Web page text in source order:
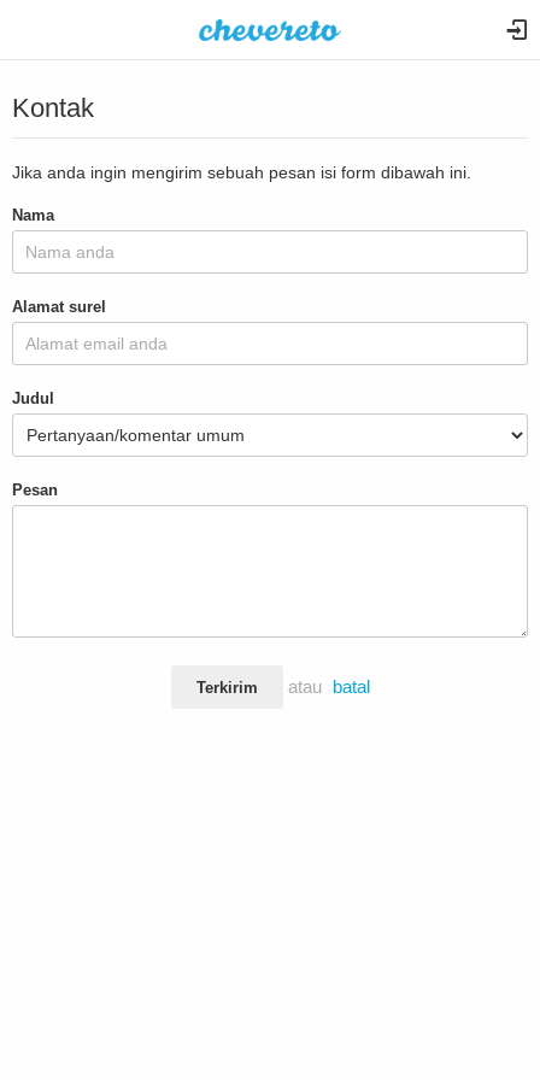
Kontak
Jika anda ingin mengirim sebuah pesan isi form dibawah ini.
Nama
Alamat surel
Judul
Pesan
Terkirim atau batal